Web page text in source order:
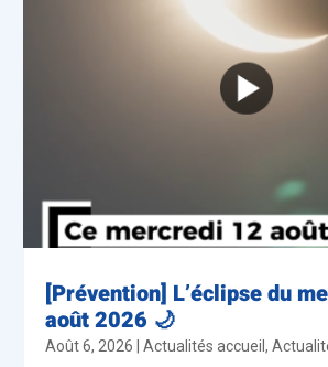
[Prévention] L’éclipse du
août 2026 🌙
Août 6, 2026 |Actualités accueil,